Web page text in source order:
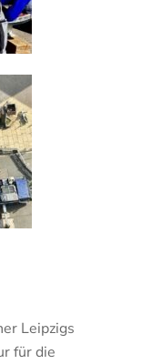
Leipzigs
für die